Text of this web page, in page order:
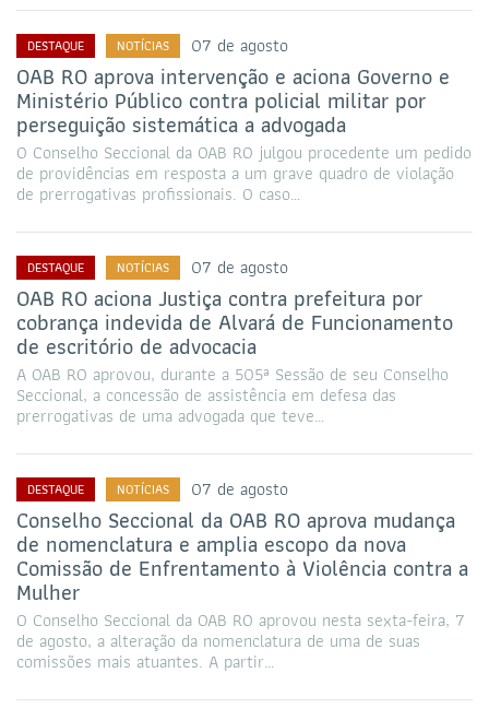
DESTAQUE NOTÍCIAS 07 de agosto
OAB RO aprova intervenção e aciona Governo e
Ministério Público contra policial militar por
perseguição sistemática a advogada
O Conselho Seccional da OAB RO julgou procedente um pedido
de providências em resposta a um grave quadro de violação
de prerrogativas profissionais. O caso…
DESTAQUE NOTÍCIAS 07 de agosto
OAB RO aciona Justiça contra prefeitura por
cobrança indevida de Alvará de Funcionamento
de escritório de advocacia
A OAB RO aprovou, durante a 505ª Sessão de seu Conselho
Seccional, a concessão de assistência em defesa das
prerrogativas de uma advogada que teve…
DESTAQUE NOTÍCIAS 07 de agosto
Conselho Seccional da OAB RO aprova mudança
de nomenclatura e amplia escopo da nova
Comissão de Enfrentamento à Violência contra a
Mulher
O Conselho Seccional da OAB RO aprovou nesta sexta-feira, 7
de agosto, a alteração da nomenclatura de uma de suas
comissões mais atuantes. A partir…